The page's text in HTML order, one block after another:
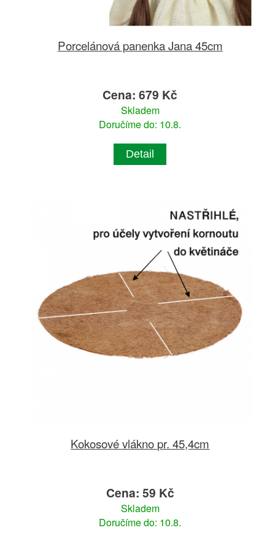
Porcelánová panenka Jana 45cm
Cena: 679 Kč
Skladem
Doručíme do: 10.8.
Detail
Kokosové vlákno pr. 45,4cm
Cena: 59 Kč
Skladem
Doručíme do: 10.8.